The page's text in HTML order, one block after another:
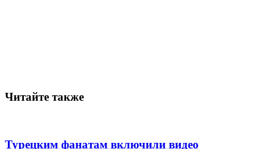
Читайте также
Турецким фанатам включили видео